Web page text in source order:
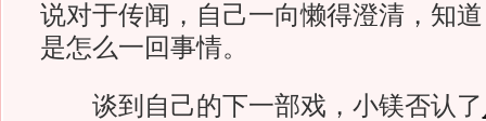
说对于传闻，自己一向懒得澄清，知
是怎么一回事情。
谈到自己的下一部戏，小镁否认了